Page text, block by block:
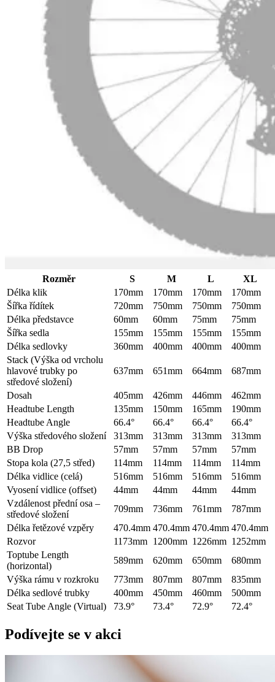
Rozměr S M L
XL
Délka klik
170mm 170mm 170mm
170mm
Šířka řídítek
720mm 750mm 750mm
750mm
Délka představce
60mm 60mm 75mm
75mm
Šířka sedla
155mm 155mm 155mm
155mm
Délka sedlovky
360mm 400mm 400mm
400mm
Stack (Výška od vrcholu
hlavové trubky po
středové složení)
637mm 651mm 664mm 687mm
Dosah 405mm 426mm 446mm
462mm
Headtube Length
135mm 150mm 165mm
190mm
Headtube Angle
66.4° 66.4° 66.4°
66.4°
Výška středového složení
313mm 313mm 313mm
313mm
BB Drop
57mm 57mm 57mm
57mm
Stopa kola (27,5 střed)
114mm 114mm 114mm
114mm
Délka vidlice (celá)
516mm 516mm 516mm
516mm
Vyosení vidlice (offset)
44mm 44mm 44mm
44mm
Vzdálenost přední osa –
středové složení
709mm 736mm 761mm
787mm
Délka řetězové vzpěry
470.4mm 470.4mm 470.4mm 470.4mm
Rozvor
1173mm 1200mm 1226mm 1252mm
Toptube Length
(horizontal)
589mm 620mm 650mm
680mm
Výška rámu v rozkroku
773mm 807mm 807mm
835mm
Délka sedlové trubky
400mm 450mm 460mm
500mm
Seat Tube Angle (Virtual)
73.9° 73.4° 72.9° 72.4°
Podívejte se v akci